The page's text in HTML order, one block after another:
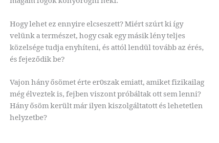
Hogy lehet ez ennyire elcseszett? Miért szúrt ki így
velünk a természet, hogy csak egy másik lény teljes
közelsége tudja enyhíteni, és attól lendül tovább az érés,
és fejeződik be?
Vajon hány ősömet érte er0szak emiatt, amiket fizikailag
még élveztek is, fejben viszont próbáltak ott sem lenni?
Hány ősöm került már ilyen kiszolgáltatott és lehetetlen
helyzetbe?